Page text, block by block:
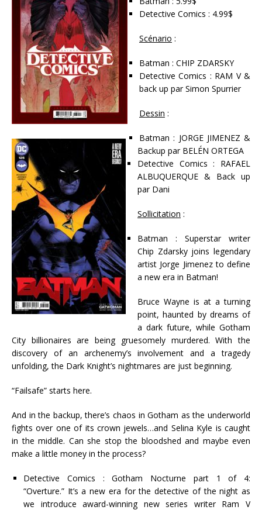
Detective Comics : 4.99$
Scénario :
Batman : CHIP ZDARSKY
Detective Comics : RAM V &
back up par Simon Spurrier
Dessin :
Batman : JORGE JIMENEZ &
Backup par BELÉN ORTEGA
Detective Comics : RAFAEL
ALBUQUERQUE & Back up
par Dani
Sollicitation :
Batman : Superstar writer
Chip Zdarsky joins legendary
artist Jorge Jimenez to define
a new era in Batman!
Bruce Wayne is at a turning
point, haunted by dreams of
a dark future, while Gotham
City billionaires are being gruesomely murdered. With the
discovery of an archenemy’s involvement and a tragedy
unfolding, the Dark Knight’s nightmares are just beginning.
“Failsafe” starts here.
And in the backup, there’s chaos in Gotham as the underworld
fights over one of its crown jewels…and Selina Kyle is caught
in the middle. Can she stop the bloodshed and maybe even
make a little money in the process?
Detective Comics : Gotham Nocturne part 1 of 4:
“Overture.” It’s a new era for the detective of the night as
we introduce award-winning new series writer Ram V